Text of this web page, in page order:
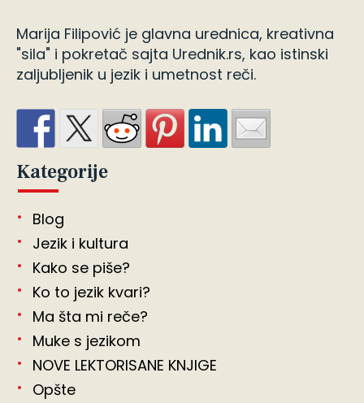
Marija Filipović je glavna urednica, kreativna
"sila" i pokretač sajta Urednik.rs, kao istinski
zaljubljenik u jezik i umetnost reči.
Kategorije
Blog
Jezik i kultura
Kako se piše?
Ko to jezik kvari?
Ma šta mi reče?
Muke s jezikom
NOVE LEKTORISANE KNJIGE
Opšte